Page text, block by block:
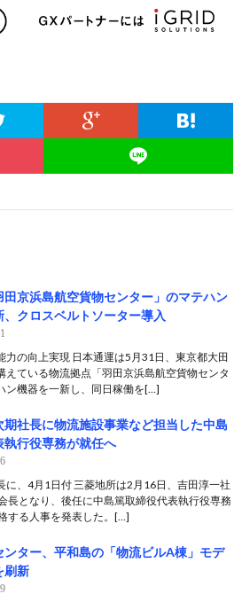
田京浜島航空貨物センター」のマテハン
、クロスベルトソーター導入
力の向上実現 日本通運は5月31日、東京都大田
えている物流拠点「羽田京浜島航空貨物センタ
ン機器を一新し、同日稼働を[…]
期社長に物流施設事業など担当した中島
執行役専務が就任へ
に、4月1日付 三菱地所は2月16日、吉田淳一社
長となり、後任に中島篤取締役代表執行役専務
する人事を発表した。[…]
ンター、平和島の「物流ビルA棟」モデ
刷新